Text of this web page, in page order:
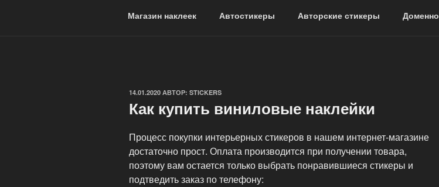
Магазин наклеек Автостикеры Авторские стикеры
ОПУБЛИКОВАНО
14.01.2020 АВТОР: STICKERS
Как купить виниловые наклейки
Процесс покупки интерьерных стикеров в нашем интернет-магазине
достаточно прост. Оплата производится при получении товара,
поэтому вам остается только выбрать понравившиеся стикеры и
подтведить заказ по телефону: